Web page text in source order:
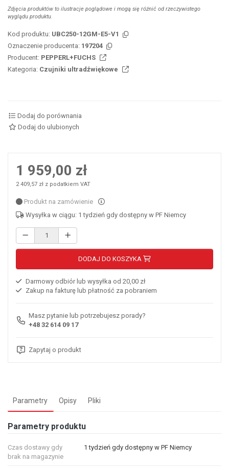
Zdjęcia produktów to ilustracje poglądowe i mogą się różnić od rzeczywistego
wyglądu produktu.
Kod produktu: UBC250-12GM-E5-V1
Oznaczenie producenta: 197204
Producent: PEPPERL+FUCHS
Kategoria: Czujniki ultradźwiękowe
Dodaj do porównania
Dodaj do ulubionych
1 959,00 zł
2 409,57 zł z podatkiem VAT
Produkt na zamówienie
Wysyłka w ciągu: 1 tydzień gdy dostępny w PF Niemcy
DODAJ DO KOSZYKA
Darmowy odbiór lub wysyłka od 20,00 zł
Zakup na fakturę lub płatność za pobraniem
Masz pytanie lub potrzebujesz porady?
+48 32 614 09 17
Zapytaj o produkt
Parametry Opisy Pliki
Parametry produktu
Czas dostawy gdy
brak na magazynie
1 tydzień gdy dostępny w PF Niemcy